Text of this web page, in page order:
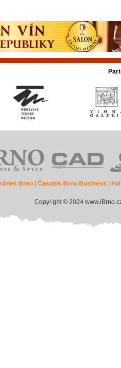
Brno |Časopis Brno Business
Copyright © 2024